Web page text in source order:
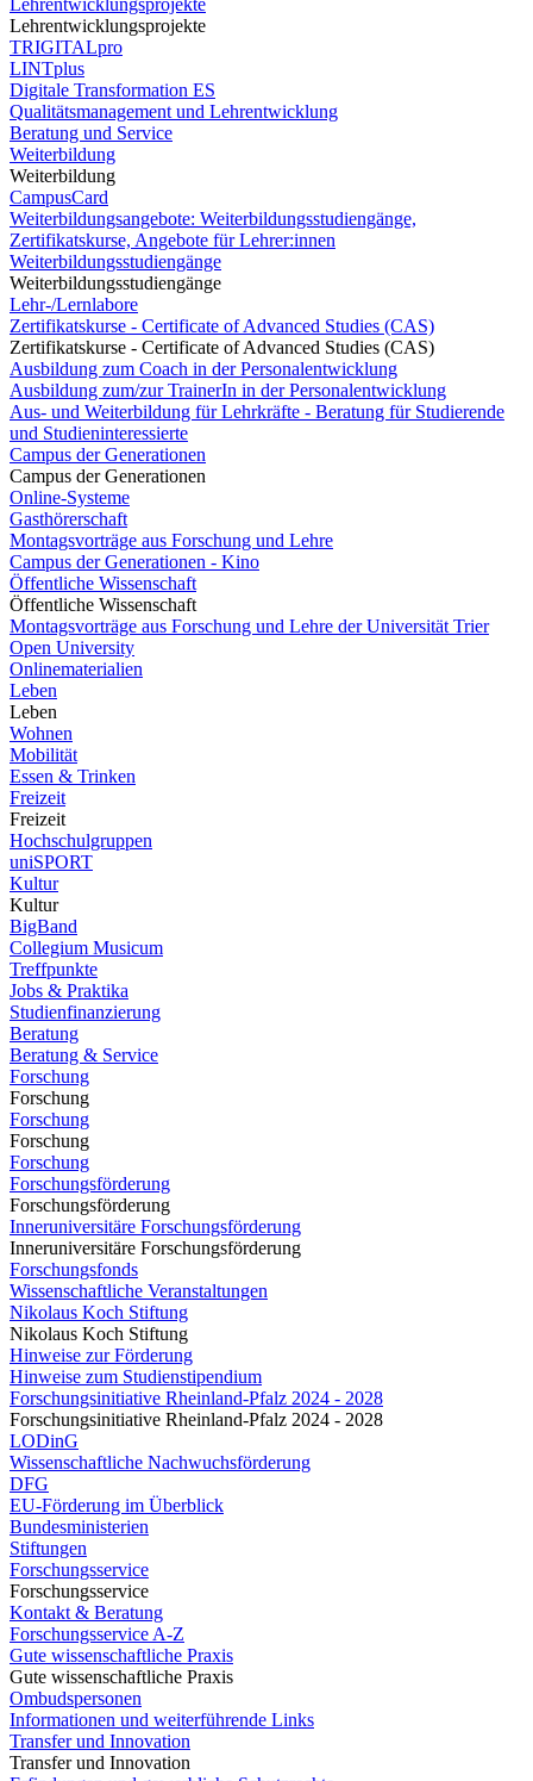
Lehrentwicklungsprojekte
Lehrentwicklungsprojekte
TRIGITALpro
LINTplus
Digitale Transformation ES
Qualitätsmanagement und Lehrentwicklung
Beratung und Service
Weiterbildung
Weiterbildung
CampusCard
Weiterbildungsangebote: Weiterbildungsstudiengänge,
Zertifikatskurse, Angebote für Lehrer:innen
Weiterbildungsstudiengänge
Weiterbildungsstudiengänge
Lehr-/Lernlabore
Zertifikatskurse - Certificate of Advanced Studies (CAS)
Zertifikatskurse - Certificate of Advanced Studies (CAS)
Ausbildung zum Coach in der Personalentwicklung
Ausbildung zum/zur TrainerIn in der Personalentwicklung
Aus- und Weiterbildung für Lehrkräfte - Beratung für Studierende
und Studieninteressierte
Campus der Generationen
Campus der Generationen
Online-Systeme
Gasthörerschaft
Montagsvorträge aus Forschung und Lehre
Campus der Generationen - Kino
Öffentliche Wissenschaft
Öffentliche Wissenschaft
Montagsvorträge aus Forschung und Lehre der Universität Trier
Open University
Onlinematerialien
Leben
Leben
Wohnen
Mobilität
Essen & Trinken
Freizeit
Freizeit
Hochschulgruppen
uniSPORT
Kultur
Kultur
BigBand
Collegium Musicum
Treffpunkte
Jobs & Praktika
Studienfinanzierung
Beratung
Beratung & Service
Forschung
Forschung
Forschung
Forschung
Forschung
Forschungsförderung
Forschungsförderung
Inneruniversitäre Forschungsförderung
Inneruniversitäre Forschungsförderung
Forschungsfonds
Wissenschaftliche Veranstaltungen
Nikolaus Koch Stiftung
Nikolaus Koch Stiftung
Hinweise zur Förderung
Hinweise zum Studienstipendium
Forschungsinitiative Rheinland-Pfalz 2024 - 2028
Forschungsinitiative Rheinland-Pfalz 2024 - 2028
LODinG
Wissenschaftliche Nachwuchsförderung
DFG
EU-Förderung im Überblick
Bundesministerien
Stiftungen
Forschungsservice
Forschungsservice
Kontakt & Beratung
Forschungsservice A-Z
Gute wissenschaftliche Praxis
Gute wissenschaftliche Praxis
Ombudspersonen
Informationen und weiterführende Links
Transfer und Innovation
Transfer und Innovation